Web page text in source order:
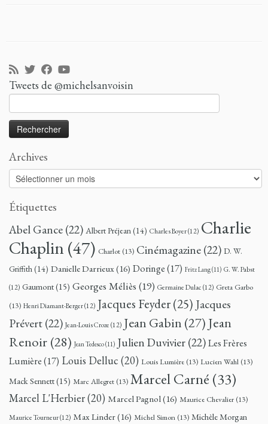
Tweets de @michelsanvoisin
Archives
Archives
Étiquettes
Abel Gance(22) Albert Préjean(14) Charles Boyer(12) Charlie
Chaplin(47) Charlot (13) Cinémagazine(22) D. W.
Griffith(14) Danielle Darrieux(16) Doringe(17) Fritz Lang(11) G. W. Pabst
(12) Gaumont(15) Georges Méliès (19) Germaine Dulac (12) Greta Garbo
(13) Henri Diamant-Berger(12) Jacques Feyder(25) Jacques
Prévert(22) Jean-Louis Croze (12) Jean Gabin (27) Jean
Renoir (28) Jean Tedesco(11) Julien Duvivier(22)Les Frères
Lumière(17) Louis Delluc (20) Louis Lumière (13) Lucien Wahl (13)
Mack Sennett(15) Marc Allegret (13) Marcel Carné (33)
Marcel L'Herbier(20) Marcel Pagnol(16) Maurice Chevalier (13)
Maurice Tourneur(12) Max Linder(16) Michel Simon (13) Michèle Morgan